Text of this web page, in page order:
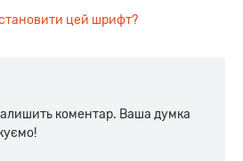
цей шрифт?
коментар. Ваша думка